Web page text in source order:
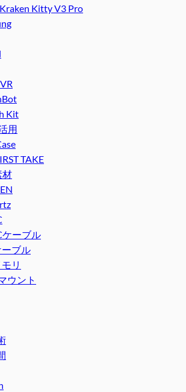
Kitty V3 Pro
Kit
用
TAKE
材
ケーブル
ーブル
リ
ウント